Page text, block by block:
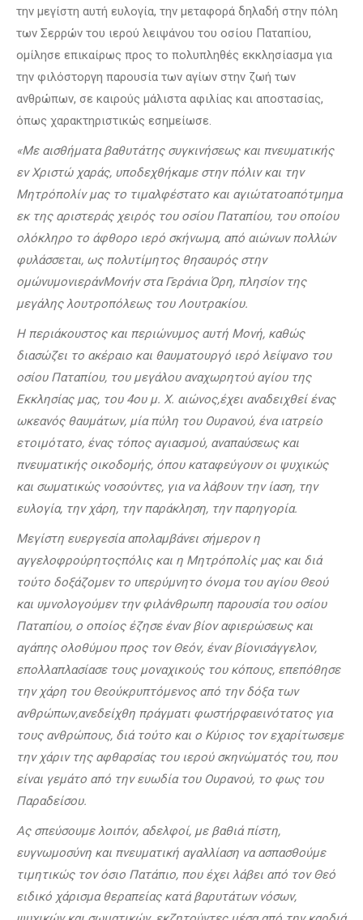
την μεγίστη αυτή ευλογία, την μεταφορά δηλαδή στην πόλη
των Σερρών του ιερού λειψάνου του οσίου Παταπίου,
ομίλησε επικαίρως προς το πολυπληθές εκκλησίασμα για
την φιλόστοργη παρουσία των αγίων στην ζωή των
ανθρώπων, σε καιρούς μάλιστα αφιλίας και αποστασίας,
όπως χαρακτηριστικώς εσημείωσε.
«Με αισθήματα βαθυτάτης συγκινήσεως και πνευματικής
εν Χριστώ χαράς, υποδεχθήκαμε στην πόλιν και την
Μητρόπολίν μας το τιμαλφέστατο και αγιώτατοαπότμημα
εκ της αριστεράς χειρός του οσίου Παταπίου, του οποίου
ολόκληρο το άφθορο ιερό σκήνωμα, από αιώνων πολλών
φυλάσσεται, ως πολυτίμητος θησαυρός στην
ομώνυμονιεράνΜονήν στα Γεράνια Όρη, πλησίον της
μεγάλης λουτροπόλεως του Λουτρακίου.
Η περιάκουστος και περιώνυμος αυτή Μονή, καθώς
διασώζει το ακέραιο και θαυματουργό ιερό λείψανο του
οσίου Παταπίου, του μεγάλου αναχωρητού αγίου της
Εκκλησίας μας, του 4ου μ. Χ. αιώνος,έχει αναδειχθεί ένας
ωκεανός θαυμάτων, μία πύλη του Ουρανού, ένα ιατρείο
ετοιμότατο, ένας τόπος αγιασμού, αναπαύσεως και
πνευματικής οικοδομής, όπου καταφεύγουν οι ψυχικώς
και σωματικώς νοσούντες, για να λάβουν την ίαση, την
ευλογία, την χάρη, την παράκληση, την παρηγορία.
Μεγίστη ευεργεσία απολαμβάνει σήμερον η
αγγελοφρούρητοςπόλις και η Μητρόπολίς μας και διά
τούτο δοξάζομεν το υπερύμνητο όνομα του αγίου Θεού
και υμνολογούμεν την φιλάνθρωπη παρουσία του οσίου
Παταπίου, ο οποίος έζησε έναν βίον αφιερώσεως και
αγάπης ολοθύμου προς τον Θεόν, έναν βίονισάγγελον,
επολλαπλασίασε τους μοναχικούς του κόπους, επεπόθησε
την χάρη του Θεούκρυπτόμενος από την δόξα των
ανθρώπων,ανεδείχθη πράγματι φωστήρφαεινότατος για
τους ανθρώπους, διά τούτο και ο Κύριος τον εχαρίτωσεμε
την χάριν της αφθαρσίας του ιερού σκηνώματός του, που
είναι γεμάτο από την ευωδία του Ουρανού, το φως του
Παραδείσου.
Ας σπεύσουμε λοιπόν, αδελφοί, με βαθιά πίστη,
ευγνωμοσύνη και πνευματική αγαλλίαση να ασπασθούμε
τιμητικώς τον όσιο Πατάπιο, που έχει λάβει από τον Θεό
ειδικό χάρισμα θεραπείας κατά βαρυτάτων νόσων,